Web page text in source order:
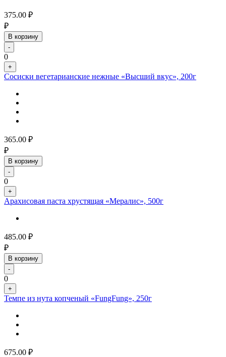
375.00 ₽
₽
В корзину
-
0
+
Сосиски вегетарианские нежные «Высший вкус», 200г
365.00 ₽
₽
В корзину
-
0
+
Арахисовая паста хрустящая «Мералис», 500г
485.00 ₽
₽
В корзину
-
0
+
Темпе из нута копченый «FungFung», 250г
675.00 ₽